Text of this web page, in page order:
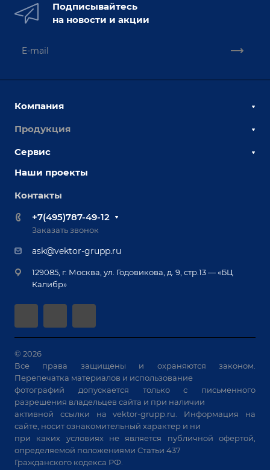
Подписывайтесь
на новости и акции
Компания
О компании
Выставки и мероприятия
Вопрос ответ
Реквизиты
Документы
Продукция
Сборочно-сварочные столы
Оснастка для сварочных столов
Оборудование для приварки крепежа
Приварной крепеж
Специализированные решения для сварки
Позиционеры и вращатели
Машины контактной сварки
Универсальные зажимы
Системы аспирации
Станки лазерной резки
Решения для учебных заведений
Сервис
Сервисное обслуживание
Обучение
Лизинг
Гарантия
автоматизации
Наши проекты
Контакты
+7(495)787-49-12
Заказать звонок
ask@vektor-grupp.ru
129085, г. Москва, ул. Годовикова, д. 9, стр.13 — «БЦ
Калибр»
© 2026
Все права защищены и охраняются законом.
Перепечатка материалов и использование
фотографий допускается только с письменного
разрешения владельцев сайта и при наличии
активной ссылки наvektor-grupp.ru . Информация на
сайте, носит ознакомительный характер и ни
при каких условиях не является публичной офертой,
определяемой положениями Статьи 437
Гражданского кодекса РФ.